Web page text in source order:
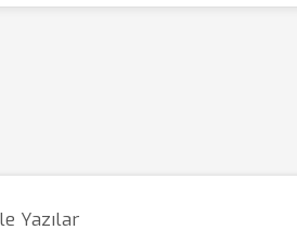
Yazılar